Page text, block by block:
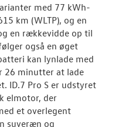
med 77 kWh-
km (WLTP), og en
en rækkevidde op til
også en øget
kan lynlade med
26 minutter at lade
ID.7 Pro S er udstyret
elmotor, der
et overlegent
suveræn og